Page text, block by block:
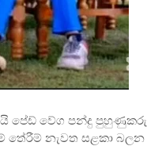
පේඩ් වේග පන්දු පුහුණුකරු
තේරීම් නැවත සළකා බලන